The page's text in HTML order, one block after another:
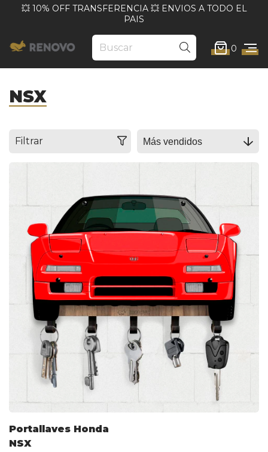
💥 10% OFF TRANSFERENCIA 💥 ENVIOS A TODO EL
PAIS
0
NSX
Filtrar
Portallaves Honda
NSX